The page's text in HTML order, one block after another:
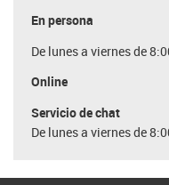
En persona
De lunes a viernes de
Online
Servicio de chat
De lunes a viernes de